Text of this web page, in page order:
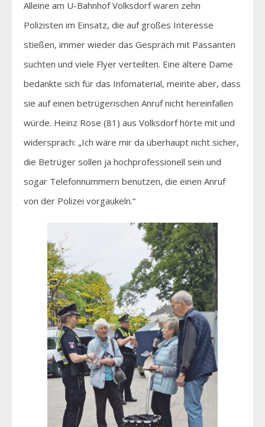
Alleine am U-Bahnhof Volksdorf waren zehn
Polizisten im Einsatz, die auf großes Interesse
stießen, immer wieder das Gespräch mit Passanten
suchten und viele Flyer verteilten. Eine ältere Dame
bedankte sich für das Infomaterial, meinte aber, dass
sie auf einen betrügerischen Anruf nicht hereinfallen
würde. Heinz Rose (81) aus Volksdorf hörte mit und
widersprach: „Ich wäre mir da überhaupt nicht sicher,
die Betrüger sollen ja hochprofessionell sein und
sogar Telefonnummern benutzen, die einen Anruf
von der Polizei vorgaukeln.“